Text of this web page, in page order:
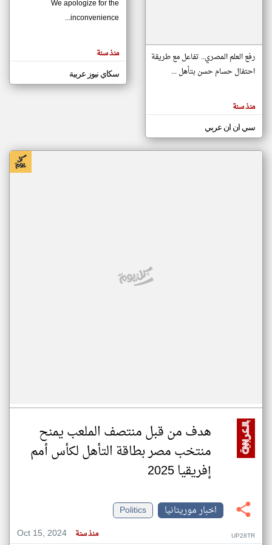
مصادر الأخبار من موريتانيا
اخبار موريتانيا على مدار الساعة
أهم اخبار موريتانيا العاجلة والمباشرة
المقالات
الموجوده
هنا عن
رفع العلم المصري.. تفاعل مع طريقة
احتفال حسام حسن بتأهل ...
منذ سنة
سي ان ان عربي
We apologize for the
inconvenience...
منذ سنة
سكاي نيوز عربية
هدف من قبل منتصف الملعب يمنح
منتخب مصر بطاقة التأهل لكأس أمم
إفريقيا 2025
اخبار موريتانيا
Politics
Oct 15, 2024
منذ سنة UP28TR
klyoum.com